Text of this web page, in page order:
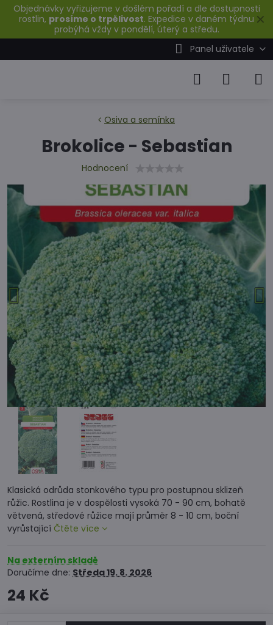
✕
Objednávky vyřizujeme v došlém pořadí a dle dostupnosti
rostlin, prosíme o trpělivost. Expedice v daném týdnu
probýhá vždy v pondělí, úterý a středu.
Panel uživatele
Osiva a semínka
Brokolice - Sebastian
Hodnocení
Klasická odrůda stonkového typu pro postupnou sklizeň
růžic. Rostlina je v dospělosti vysoká 70 - 90 cm, bohatě
větvená, středové růžice mají průměr 8 - 10 cm, boční
vyrůstající Čtěte více
Na externím skladě
Doručíme dne: Středa19. 8. 2026
24 Kč